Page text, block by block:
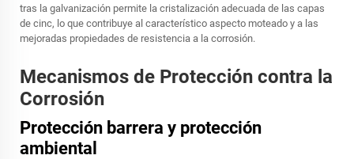
tras la galvanización permite la cristalización adecuada de las capas
de cinc, lo que contribuye al característico aspecto moteado y a las
mejoradas propiedades de resistencia a la corrosión.
Mecanismos de Protección contra la
Corrosión
Protección barrera y protección
ambiental